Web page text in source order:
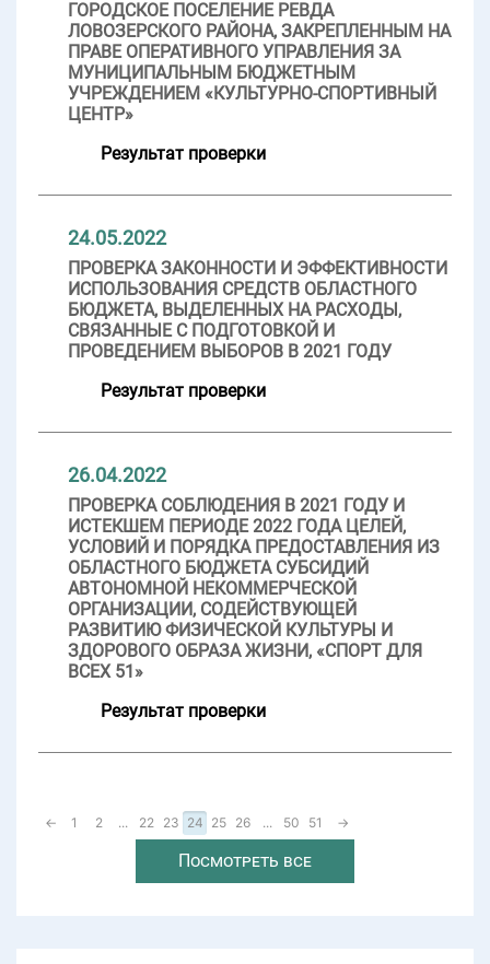
ГОРОДСКОЕ ПОСЕЛЕНИЕ РЕВДА
ЛОВОЗЕРСКОГО РАЙОНА, ЗАКРЕПЛЕННЫМ НА
ПРАВЕ ОПЕРАТИВНОГО УПРАВЛЕНИЯ ЗА
МУНИЦИПАЛЬНЫМ БЮДЖЕТНЫМ
УЧРЕЖДЕНИЕМ «КУЛЬТУРНО-СПОРТИВНЫЙ
ЦЕНТР»
Результат проверки
24.05.2022
ПРОВЕРКА ЗАКОННОСТИ И ЭФФЕКТИВНОСТИ
ИСПОЛЬЗОВАНИЯ СРЕДСТВ ОБЛАСТНОГО
БЮДЖЕТА, ВЫДЕЛЕННЫХ НА РАСХОДЫ,
СВЯЗАННЫЕ С ПОДГОТОВКОЙ И
ПРОВЕДЕНИЕМ ВЫБОРОВ В 2021 ГОДУ
Результат проверки
26.04.2022
ПРОВЕРКА СОБЛЮДЕНИЯ В 2021 ГОДУ И
ИСТЕКШЕМ ПЕРИОДЕ 2022 ГОДА ЦЕЛЕЙ,
УСЛОВИЙ И ПОРЯДКА ПРЕДОСТАВЛЕНИЯ ИЗ
ОБЛАСТНОГО БЮДЖЕТА СУБСИДИЙ
АВТОНОМНОЙ НЕКОММЕРЧЕСКОЙ
ОРГАНИЗАЦИИ, СОДЕЙСТВУЮЩЕЙ
РАЗВИТИЮ ФИЗИЧЕСКОЙ КУЛЬТУРЫ И
ЗДОРОВОГО ОБРАЗА ЖИЗНИ, «СПОРТ ДЛЯ
ВСЕХ 51»
Результат проверки
← 1 2 ... 22 23 24 25 26 ... 50 51 →
Посмотреть все